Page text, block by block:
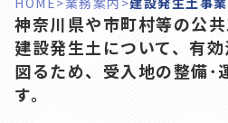
神奈川県や市町村等の公
建設発生土について、有
図るため、受入地の整備･
す。